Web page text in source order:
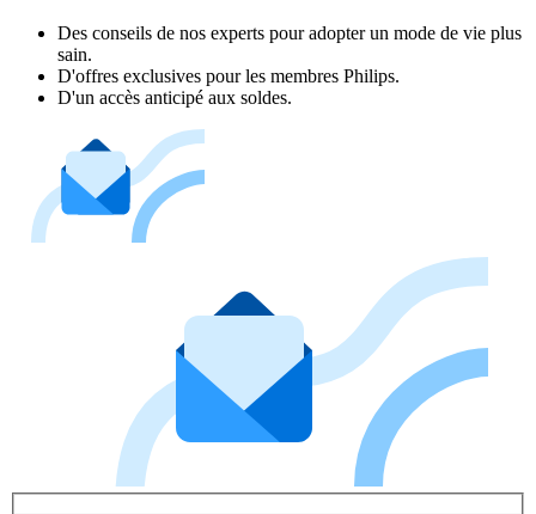
Des conseils de nos experts pour adopter un mode de vie plus
sain.
D'offres exclusives pour les membres Philips.
D'un accès anticipé aux soldes.